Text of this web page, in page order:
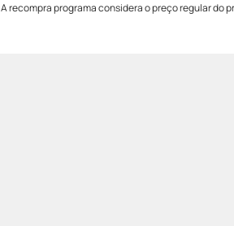
A recompra programa considera o preço regular do